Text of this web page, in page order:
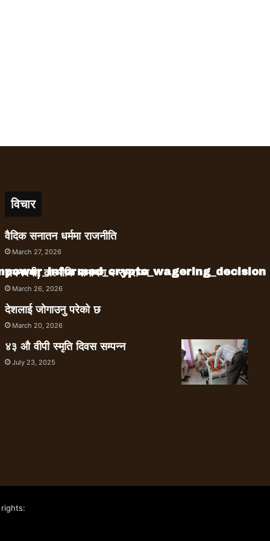
विचार
वैदिक सनातन धर्ममा राजनीति
March 27, 2026
रामनवमी, वाल्मीकि रामायण र रामराज्य
March 26, 2026
देशलाई जोगाउनु परेको छ
March 20, 2026
४३ औ वीपी स्मृति दिवस सम्पन्न
July 23, 2025